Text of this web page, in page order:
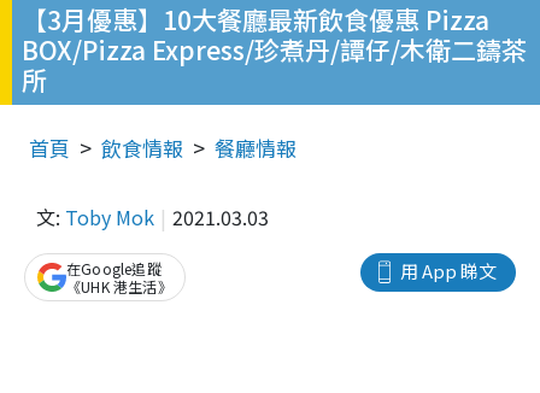
【3月優惠】10大餐廳最新飲食優惠 Pizza
BOX/Pizza Express/珍煮丹/譚仔/木衛二鑄茶
所
首頁 飲食情報 餐廳情報
文: Toby Mok 2021.03.03
用 App 睇文
在Google追蹤
《UHK 港生活》